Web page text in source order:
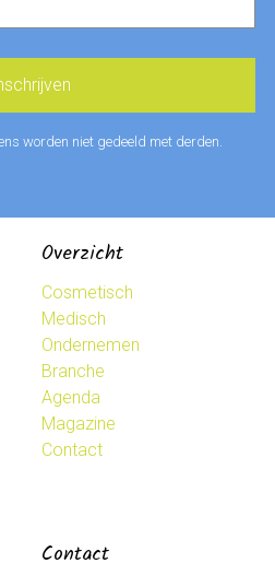
worden niet gedeeld met derden.
Overzicht
Cosmetisch
Medisch
Ondernemen
Branche
Agenda
Magazine
Contact
Contact